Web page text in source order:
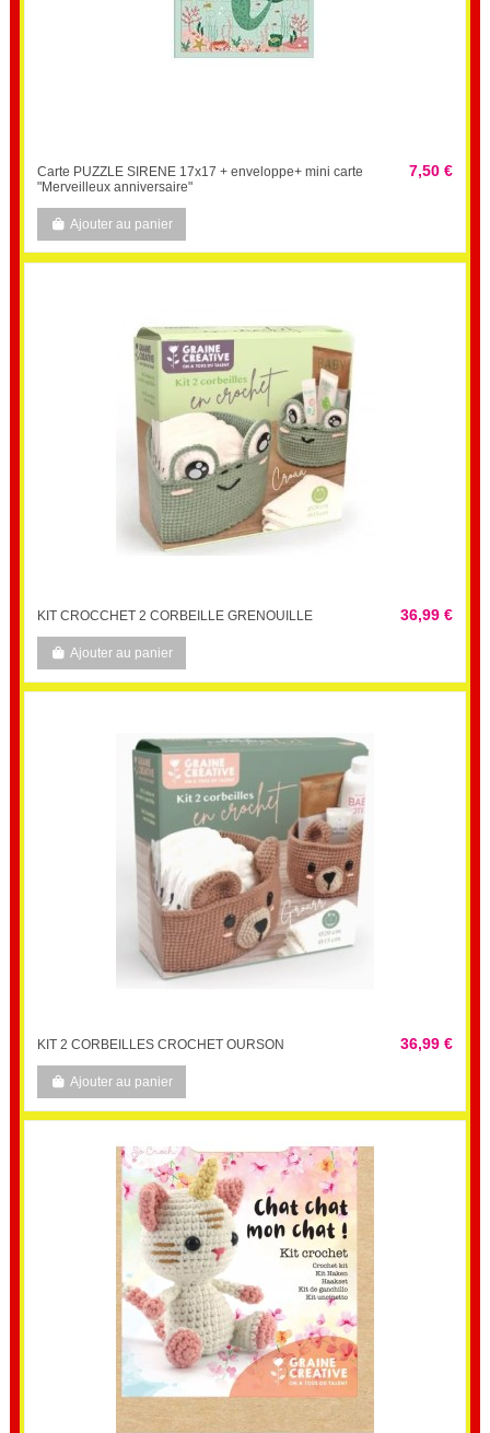
Carte PUZZLE SIRENE 17x17 + enveloppe+ mini carte
"Merveilleux anniversaire"
7,50 €
Ajouter au panier
KIT CROCCHET 2 CORBEILLE GRENOUILLE 36,99 €
Ajouter au panier
KIT 2 CORBEILLES CROCHET OURSON 36,99 €
Ajouter au panier